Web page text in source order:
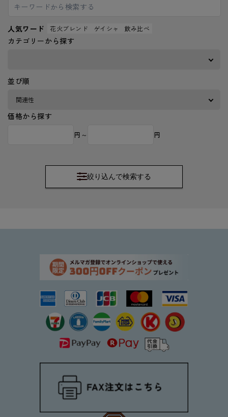
人気ワード 花火ブレンド ゲイシャ 飲み比べ
カテゴリーから探す
並び順
価格から探す
円～ 円
絞り込んで検索する